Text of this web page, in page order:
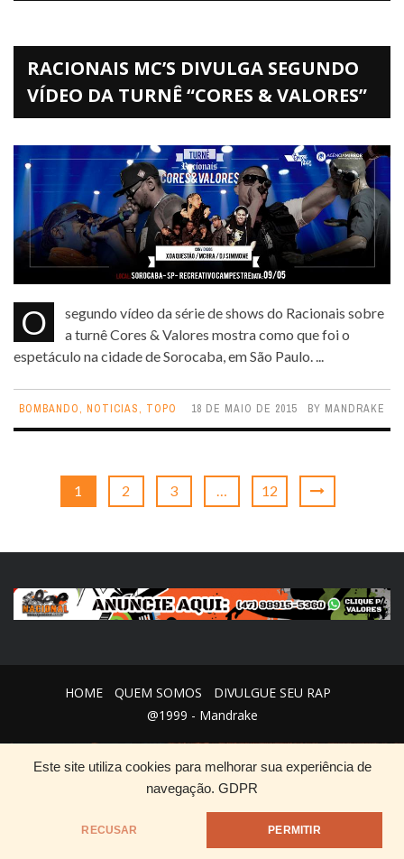
Este site utiliza cookies para melhorar sua experiência de
navegação. GDPR
RECUSAR PERMITIR
RACIONAIS MC’S DIVULGA SEGUNDO
VÍDEO DA TURNÊ “CORES & VALORES”
O segundo vídeo da série de shows do Racionais sobre
a turnê Cores & Valores mostra como que foi o
espetáculo na cidade de Sorocaba, em São Paulo. ...
BOMBANDO, NOTICIAS, TOPO 18 DE MAIO DE 2015 BY MANDRAKE
1 2 3 … 12
HOME QUEM SOMOS
DIVULGUE SEU RAP
@1999 - Mandrake